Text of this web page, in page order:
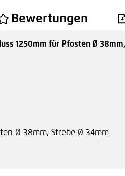
Bewertungen
1250mm für Pfosten Ø
Ø 38mm, Strebe Ø 34mm